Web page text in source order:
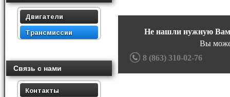
Двигатели
Трансмиссии
Связь с нами
Контакты
Не нашли нужную Вам
Вы
8 (863) 310-02-76